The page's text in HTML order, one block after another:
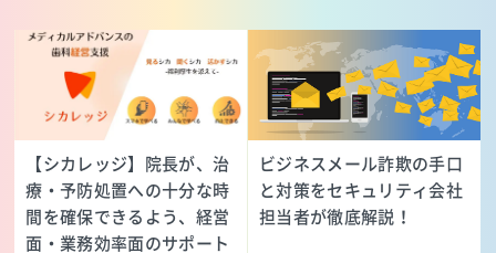
【シカレッジ】院長が、治
療・予防処置への十分な時
間を確保できるよう、経営
面・業務効率面のサポート
ビジネスメール詐欺の手口
と対策をセキュリティ会社
担当者が徹底解説！